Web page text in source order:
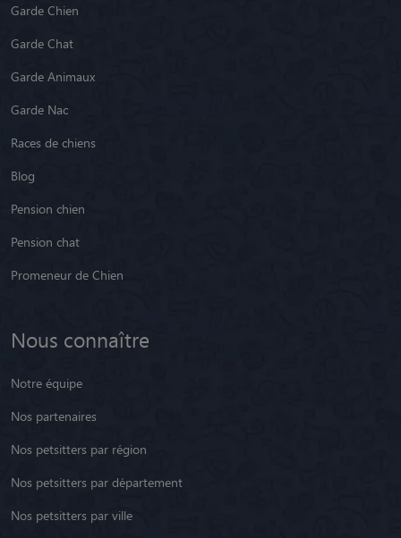
Garde Chien
Garde Chat
Garde Animaux
Garde Nac
Races de chiens
Blog
Pension chien
Pension chat
Promeneur de Chien
Nous connaître
Notre équipe
Nos partenaires
Nos petsitters par région
Nos petsitters par département
Nos petsitters par ville